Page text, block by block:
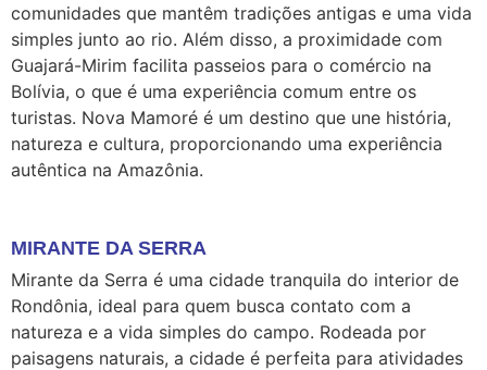
comunidades que mantêm tradições antigas e uma vida
simples junto ao rio. Além disso, a proximidade com
Guajará-Mirim facilita passeios para o comércio na
Bolívia, o que é uma experiência comum entre os
turistas. Nova Mamoré é um destino que une história,
natureza e cultura, proporcionando uma experiência
autêntica na Amazônia.
MIRANTE DA SERRA
Mirante da Serra é uma cidade tranquila do interior de
Rondônia, ideal para quem busca contato com a
natureza e a vida simples do campo. Rodeada por
paisagens naturais, a cidade é perfeita para atividades